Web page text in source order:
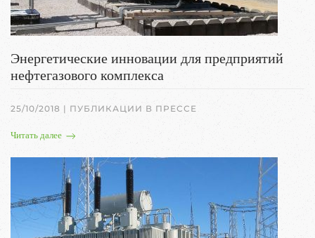
Энергетические инновации для предприятий
нефтегазового комплекса
25/10/2018 | ПУБЛИКАЦИИ В ПРЕССЕ
Читать далее